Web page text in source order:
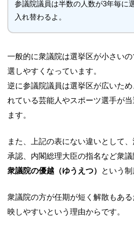
参議院議員は半数の人数が3年毎に
入れ替わるよ。
一般的に衆議院は選挙区が小さい
選しやすくなっています。
逆に参議院議員は選挙区が広いた
れている芸能人やスポーツ選手が
ます。
また、上記の表にない違いとして
承認、内閣総理大臣の指名など衆
衆議院の優越（ゆうえつ）
という制
衆議院の方が任期が短く解散もあ
映しやすいという理由からです。